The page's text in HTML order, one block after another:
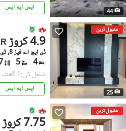
44 ایس ایم ایس
مقبول ترین
25
4.9 کروڑ
ڈی ایچ اے فیز 8, ڈی ایچ اے ڈیفینس
4
5
7
شامل کی:1 گھنٹہ پہل
ایس ایم ایس
مقبول ترین
7.75 کروڑ